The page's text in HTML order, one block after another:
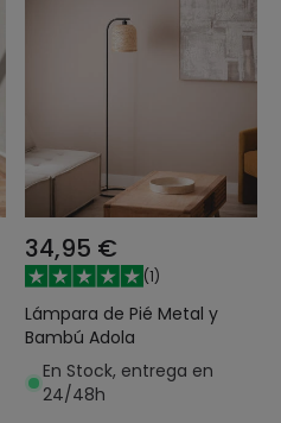
34,95 €
(1)
Lámpara de Pié Metal y
Bambú Adola
En Stock, entrega en
24/48h